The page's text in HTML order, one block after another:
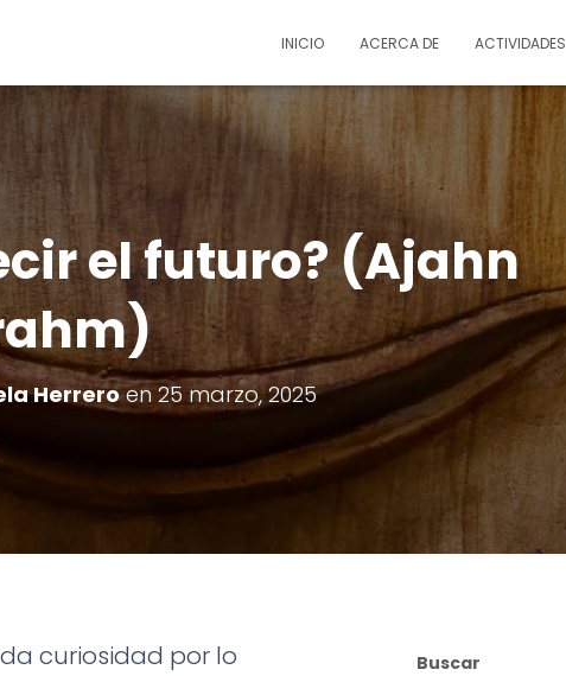
INICIO ACERCA DE ACTIVIDADES
el futuro? (Ajahn
Herreroen 25 marzo, 2025
curiosidad por lo
Buscar